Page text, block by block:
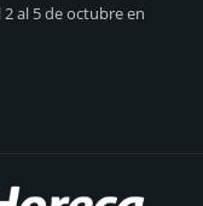
al 5 de octubre en